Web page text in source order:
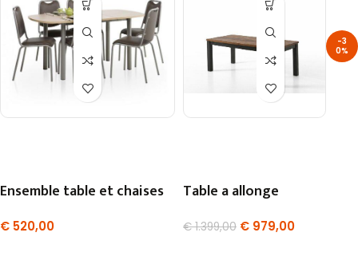
Ensemble table et chaises
€ 520,00
-3
0%
Table a allonge
€1.399,00 € 979,00